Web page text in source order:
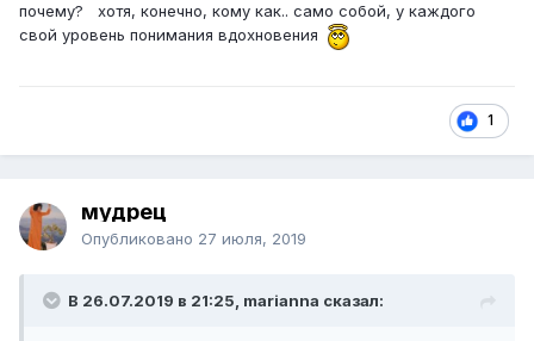
почему? хотя, конечно, кому как.. само собой, у каждого
свой уровень понимания вдохновения
1
мудрец
Опубликовано 27 июля, 2019
В 26.07.2019 в 21:25, marianna сказал: